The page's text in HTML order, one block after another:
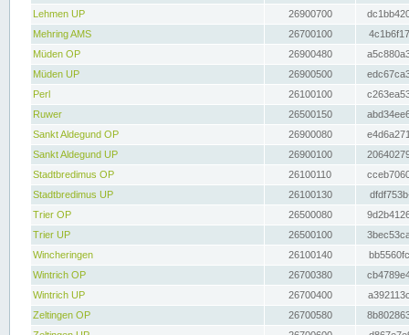
Lehmen UP
26900700
Mehring AMS
26700100
Müden OP
26900480
Müden UP
26900500
Perl
26100100
Ruwer
26500150
Sankt Aldegund OP
26900080
Sankt Aldegund UP
26900100
Stadtbredimus OP
26100110
Stadtbredimus UP
26100130
Trier OP
26500080
Trier UP
26500100
Wincheringen
26100140
Wintrich OP
26700380
Wintrich UP
26700400
Zeltingen OP
26700580